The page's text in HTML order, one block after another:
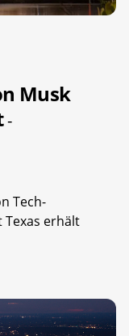
Musk
-
Tech-
Texas erhält